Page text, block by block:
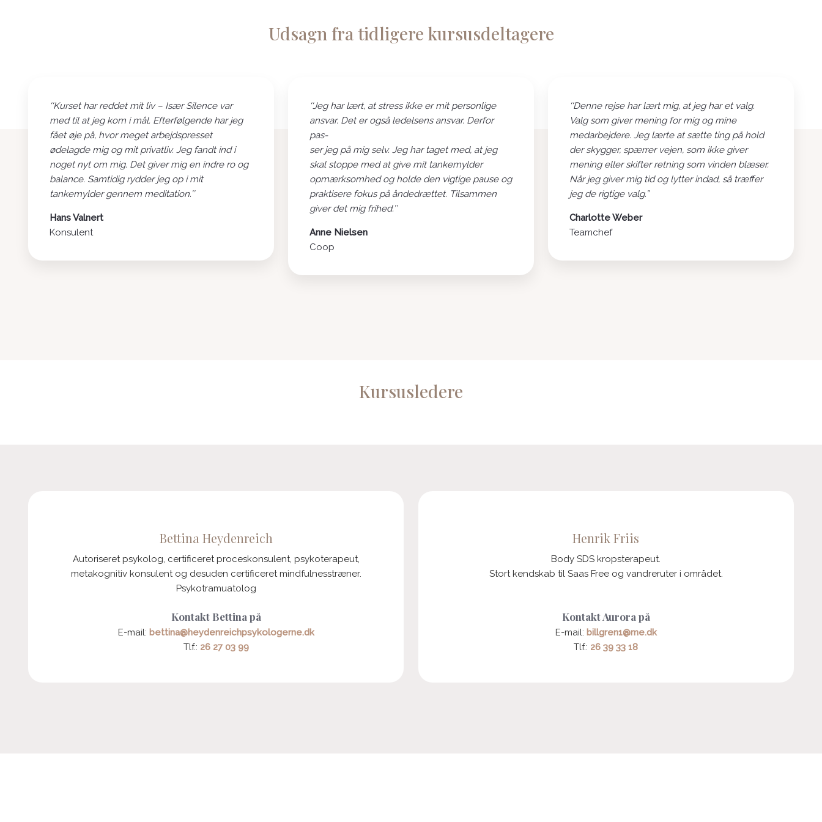
Udsagn fra tidligere kursusdeltagere
‘‘Kurset har reddet mit liv – Især Silence var
med til at jeg kom i mål. Efterfølgende har jeg
fået øje på, hvor meget arbejdspresset
ødelagde mig og mit privatliv. Jeg fandt ind i
noget nyt om mig. Det giver mig en indre ro og
balance. Samtidig rydder jeg op i mit
tankemylder gennem meditation.’’
Hans Valnert
Konsulent
‘‘Jeg har lært, at stress ikke er mit personlige
ansvar. Det er også ledelsens ansvar. Derfor
pas-
ser jeg på mig selv. Jeg har taget med, at jeg
skal stoppe med at give mit tankemylder
opmærksomhed og holde den vigtige pause og
praktisere fokus på åndedrættet. Tilsammen
giver det mig frihed.’’
Anne Nielsen
Coop
‘‘Denne rejse har lært mig, at jeg har et valg.
Valg som giver mening for mig og mine
medarbejdere. Jeg lærte at sætte ting på hold
der skygger, spærrer vejen, som ikke giver
mening eller skifter retning som vinden blæser.
Når jeg giver mig tid og lytter indad, så træffer
jeg de rigtige valg.”
Charlotte Weber
Teamchef
Kursusledere
Bettina Heydenreich
​Autoriseret psykolog, certificeret proceskonsulent, psykoterapeut,
metakognitiv konsulent og desuden certificeret mindfulnesstræner.
Psykotramuatolog
​Kontakt Bettina på
E-mail: bettina@heydenreichpsykologerne.dk
Tlf.: 26 27 03 99
Henrik Friis
Body SDS kropsterapeut.
Stort kendskab til Saas Free og vandreruter i området.
​Kontakt Aurora på
​E-mail: billgren1@me.dk
Tlf.: 26 39 33 18